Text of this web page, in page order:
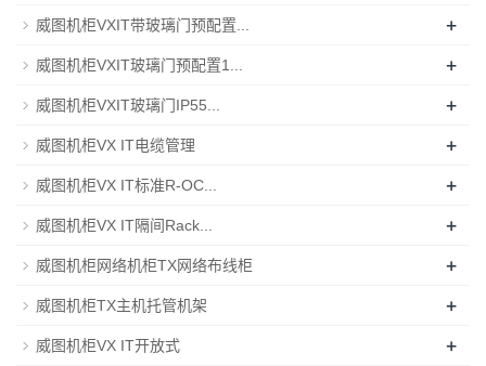
威图机柜VXIT带玻璃门预配置... +
威图机柜VXIT玻璃门预配置1... +
威图机柜VXIT玻璃门IP55... +
威图机柜VX IT电缆管理 +
威图机柜VX IT标准R-OC... +
威图机柜VX IT隔间Rack... +
威图机柜网络机柜TX网络布线柜 +
威图机柜TX主机托管机架 +
威图机柜VX IT开放式 +